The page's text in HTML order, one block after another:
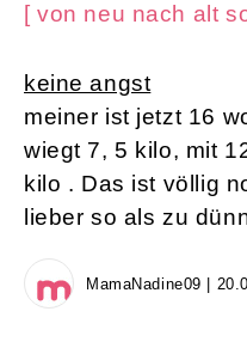
[ von neu nach alt
keine angst
meiner ist jetzt 16
wiegt 7, 5 kilo, mit
kilo . Das ist völlig
lieber so als zu
MamaNadine09 |